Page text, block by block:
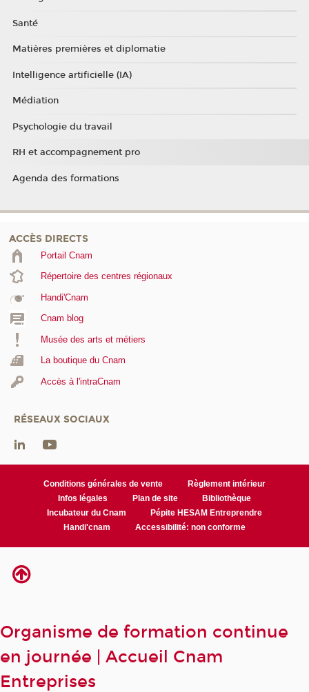
Santé
Matières premières et diplomatie
Intelligence artificielle (IA)
Médiation
Psychologie du travail
RH et accompagnement pro
Agenda des formations
ACCÈS DIRECTS
Portail Cnam
Répertoire des centres régionaux
Handi'Cnam
Cnam blog
Musée des arts et métiers
La boutique du Cnam
Accès à l'intraCnam
RÉSEAUX SOCIAUX
Conditions générales de vente
Règlement intérieur
Infos légales
Plan de site
Bibliothèque
Incubateur du Cnam
Pépite HESAM Entreprendre
Handi'cnam
Accessibilité: non conforme
Organisme de formation continue
en journée | Accueil Cnam
Entreprises